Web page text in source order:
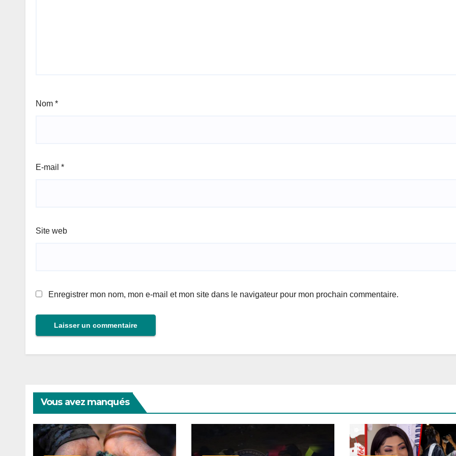
Nom *
E-mail *
Site web
Enregistrer mon nom, mon e-mail et mon site dans le navigateur pour mon prochain commentaire.
Vous avez manqués